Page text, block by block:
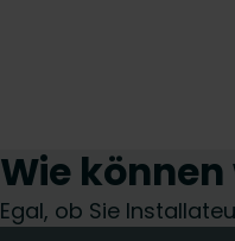
Wie
Egal, ob Sie